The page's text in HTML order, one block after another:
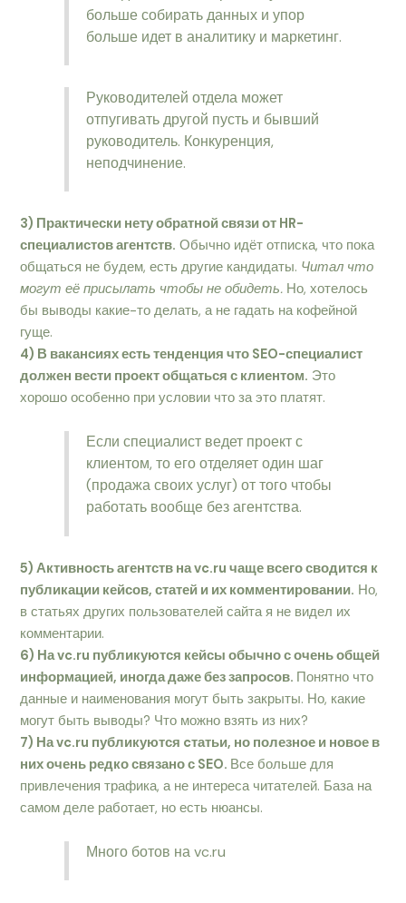
больше собирать данных и упор
больше идет в аналитику и маркетинг.
Руководителей отдела может
отпугивать другой пусть и бывший
руководитель. Конкуренция,
неподчинение.
3) Практически нету обратной связи от HR-
специалистов агентств. Обычно идёт отписка, что пока
общаться не будем, есть другие кандидаты. Читал что
могут её присылать чтобы не обидеть. Но, хотелось
бы выводы какие-то делать, а не гадать на кофейной
гуще.
4) В вакансиях есть тенденция что SEO-специалист
должен вести проект общаться с клиентом. Это
хорошо особенно при условии что за это платят.
Если специалист ведет проект с
клиентом, то его отделяет один шаг
(продажа своих услуг) от того чтобы
работать вообще без агентства.
5) Активность агентств на vc.ru чаще всего сводится к
публикации кейсов, статей и их комментировании. Но,
в статьях других пользователей сайта я не видел их
комментарии.
6) На vc.ru публикуются кейсы обычно с очень общей
информацией, иногда даже без запросов. Понятно что
данные и наименования могут быть закрыты. Но, какие
могут быть выводы? Что можно взять из них?
7) На vc.ru публикуются cтатьи, но полезное и новое в
них очень редко связано с SEO. Все больше для
привлечения трафика, а не интереса читателей. База на
самом деле работает, но есть нюансы.
Много ботов на vc.ru